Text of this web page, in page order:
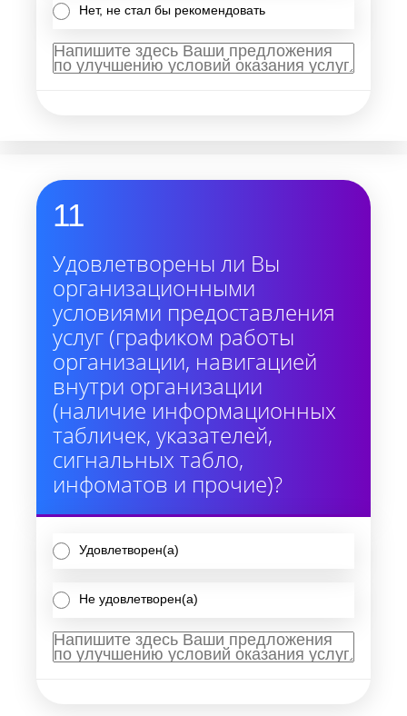
Нет, не стал бы рекомендовать
11
Удовлетворены ли Вы
организационными
условиями предоставления
услуг (графиком работы
организации, навигацией
внутри организации
(наличие информационных
табличек, указателей,
сигнальных табло,
инфоматов и прочие)?
Удовлетворен(а)
Не удовлетворен(а)